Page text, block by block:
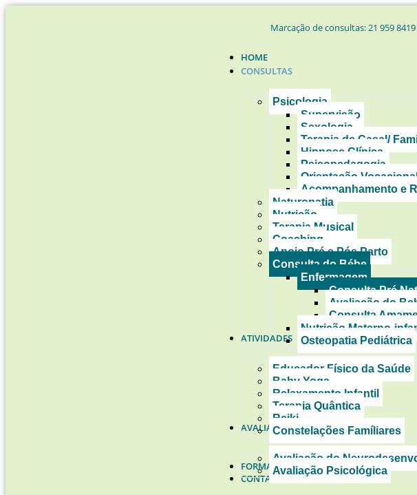
Marcação de consultas: 21 959
HOME
CONSULTAS
Psicologia
Supervisão
Sexologia
Terapia de Casal/
Hipnose Clínica
Psicopedagogia
Orientação
Acompanhamento e
Naturopatia
Nutrição
Terapia Musical
Coaching
Apoio Pré e Pós Parto
Consulta do Bébe
Enfermagem
Consulta Pré
Avaliação do
Consulta
Nutrição Materno-
Osteopatia Pediátrica
ATIVIDADES
Educador Físico da Saúde
Baby Yoga
Relaxamento Infantil
Terapia Quântica
Reiki
Constelações Famíliares
AVALIAÇÕES
Avaliação do
Avaliação Psicológica
FORMAÇÕES
CONTACTOS